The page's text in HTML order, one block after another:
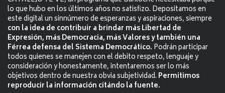
lo que hubo en los últimos años no satisfizo. Depositamos en
este digital un sinnúmero de esperanzas y aspiraciones, siempre
con la idea de contribuir a brindar más Libertad de
Expresión, más Democracia, más Valores y también una
Férrea defensa del Sistema Democrático. Podrán participar
todos quienes se manejen con el debito respeto, lenguaje y
consideración y honestamente, intentaremos ser lo más
objetivos dentro de nuestra obvia subjetividad. Permitimos
reproducir la información citándo la fuente.